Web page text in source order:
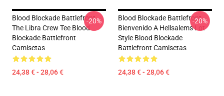
Blood Blockade Battlefront
The Libra Crew Tee Blood
Blockade Battlefront
Camisetas
24,38 € - 28,06 €
-20%
Blood Blockade Battlefront
Bienvenido A Hellsalems Lot
Style Blood Blockade
Battlefront Camisetas
24,38 € - 28,06 €
-20%